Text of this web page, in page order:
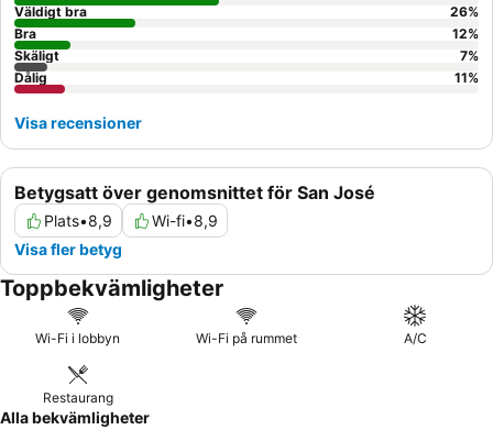
Betygsatt över genomsnittet för San José
Plats•8,9 Wi-fi•8,9
Visa fler betyg
Väldigt bra
26%
Bra
12%
Skäligt
7%
Dålig
11%
Visa recensioner
Toppbekvämligheter
Wi-Fi i lobbyn Wi-Fi på rummet A/C
Restaurang
Alla bekvämligheter